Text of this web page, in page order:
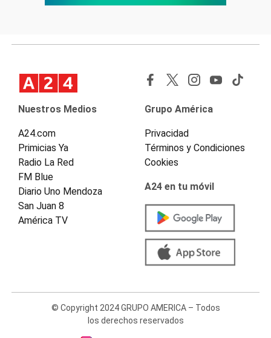
Nuestros Medios
A24.com
Primicias Ya
Radio La Red
FM Blue
Diario Uno Mendoza
San Juan 8
América TV
Grupo América
Privacidad
Términos y Condiciones
Cookies
A24 en tu móvil
© Copyright 2024 GRUPO AMERICA – Todos
los derechos reservados